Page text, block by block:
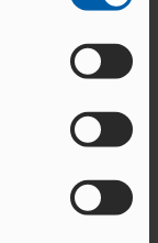
när som
innehållet